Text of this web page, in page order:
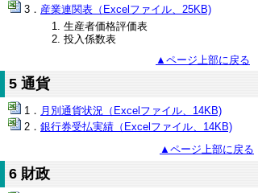
産業連関表（Excelファイル、25KB)
生産者価格評価表
投入係数表
▲ページ上部に戻る
5 通貨
月別通貨状況（Excelファイル、14KB)
銀行券受払実績（Excelファイル、14KB)
▲ページ上部に戻る
6 財政